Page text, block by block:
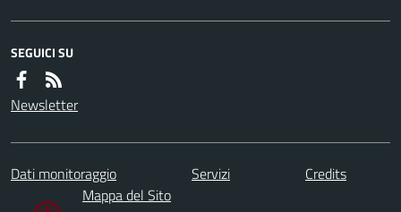
SEGUICI SU
Newsletter
Dati monitoraggio Servizi
Credits
Mappa del Sito